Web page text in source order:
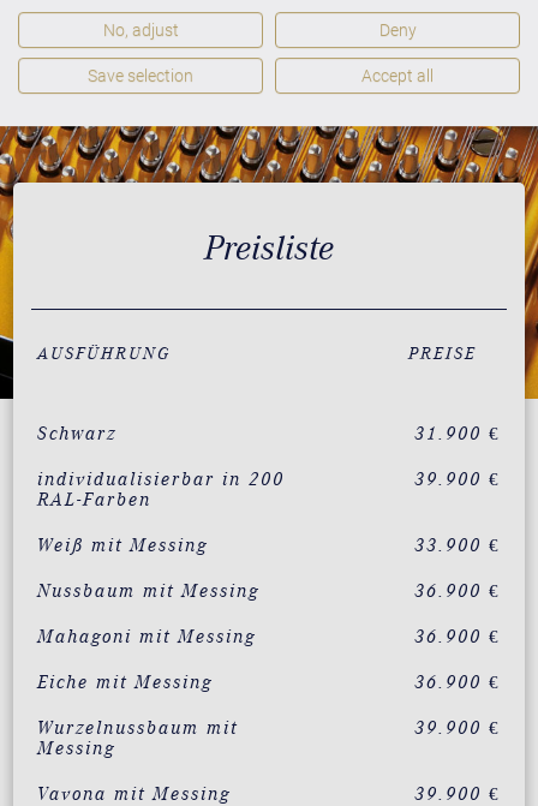
Preisliste
AUSFÜHRUNG PREISE
Schwarz 31.900 €
individualisierbar in 200
RAL-Farben
39.900 €
Weiß mit Messing 33.900 €
Nussbaum mit Messing 36.900 €
Mahagoni mit Messing 36.900 €
Eiche mit Messing 36.900 €
Wurzelnussbaum mit
Messing
39.900 €
Vavona mit Messing 39.900 €
No, adjust Deny
Save selection Accept all